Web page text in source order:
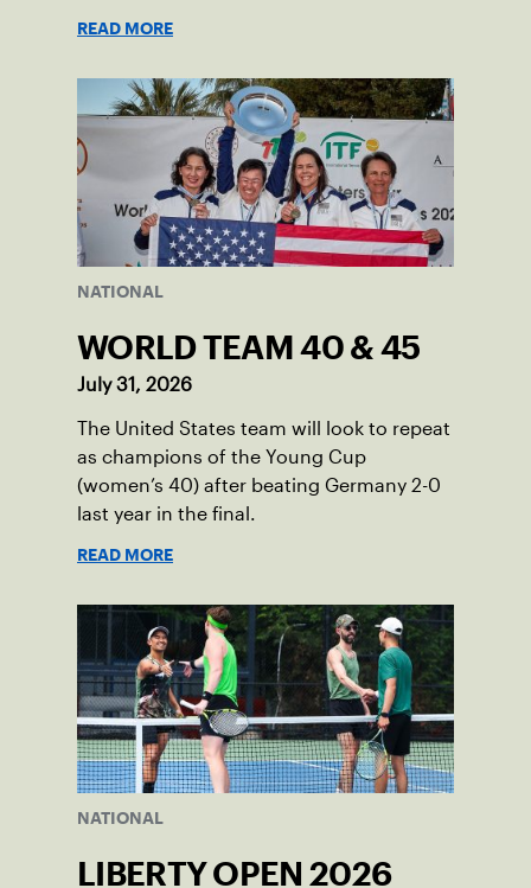
READ MORE
NATIONAL
WORLD TEAM 40 & 45
July 31, 2026
The United States team will look to repeat
as champions of the Young Cup
(women’s 40) after beating Germany 2-0
last year in the final.
READ MORE
NATIONAL
LIBERTY OPEN 2026